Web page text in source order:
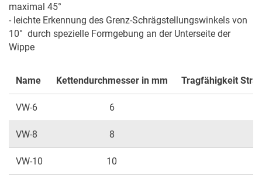
maximal 45°
- leichte Erkennung des Grenz-Schrägstellungswinkels von
10°  durch spezielle Formgebung an der Unterseite der
Wippe
Name Kettendurchmesser in mm Tragfähigkeit
VW-6 6
VW-8 8
VW-10 10